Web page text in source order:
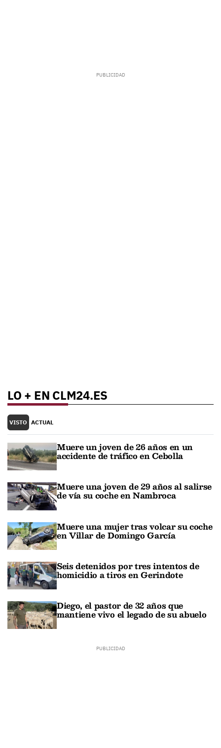
LO + EN CLM24.ES
VISTO ACTUAL
Muere un joven de 26 años en un
accidente de tráfico en Cebolla
Muere una joven de 29 años al salirse
de vía su coche en Nambroca
Muere una mujer tras volcar su coche
en Villar de Domingo García
Seis detenidos por tres intentos de
homicidio a tiros en Gerindote
Diego, el pastor de 32 años que
mantiene vivo el legado de su abuelo